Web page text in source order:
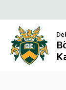
(BA)
órarendje
a
tartalomra